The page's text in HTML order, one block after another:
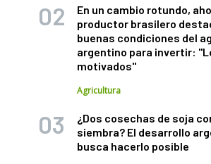
En un cambio rotundo,
productor brasilero
buenas condiciones del
argentino para invertir:
motivados"
Agricultura
¿Dos cosechas de soja
siembra? El desarrollo
busca hacerlo posible